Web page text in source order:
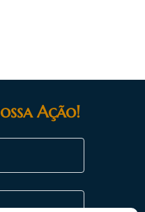
Ação!